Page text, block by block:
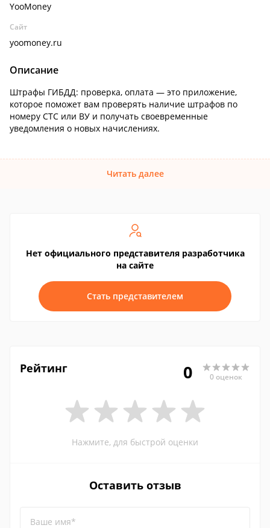
YooMoney
Сайт
yoomoney.ru
Описание
Штрафы ГИБДД: проверка, оплата — это приложение,
которое поможет вам проверять наличие штрафов по
номеру СТС или ВУ и получать своевременные
уведомления о новых начислениях.
Читать далее
Нет официального представителя разработчика
на сайте
Стать представителем
Рейтинг 0 0 оценок
Нажмите, для быстрой оценки
Оставить отзыв
Ваше имя*